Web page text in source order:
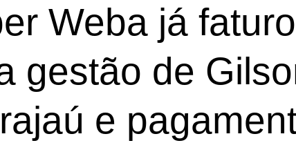
Weba já
gestão de
e